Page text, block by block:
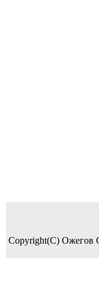
Copyright(C) Ожегов